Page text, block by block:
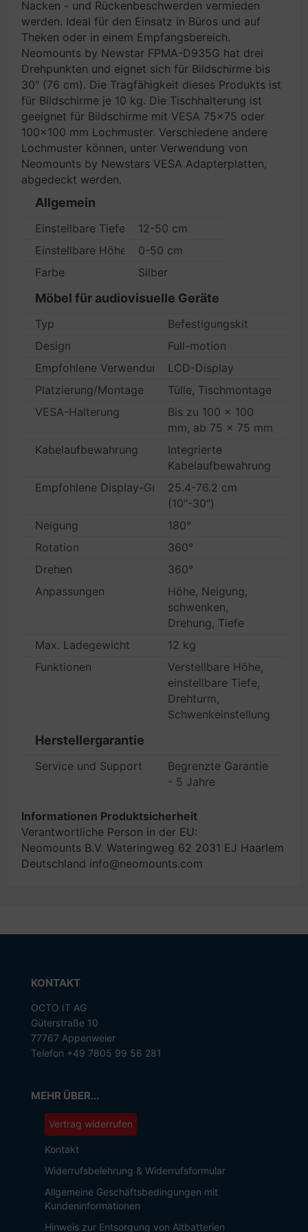
Nacken - und Rückenbeschwerden vermieden
werden. Ideal für den Einsatz in Büros und auf
Theken oder in einem Empfangsbereich.
Neomounts by Newstar FPMA-D935G hat drei
Drehpunkten und eignet sich für Bildschirme bis
30" (76 cm). Die Tragfähigkeit dieses Produkts ist
für Bildschirme je 10 kg. Die Tischhalterung ist
geeignet für Bildschirme mit VESA 75x75 oder
100x100 mm Lochmuster. Verschiedene andere
Lochmuster können, unter Verwendung von
Neomounts by Newstars VESA Adapterplatten,
abgedeckt werden.
Allgemein
Einstellbare Tiefe
12-50 cm
Einstellbare Höhe
0-50 cm
Farbe
Silber
Möbel für audiovisuelle Geräte
Typ
Befestigungskit
Design
Full-motion
Empfohlene Verwendung
LCD-Display
Platzierung/Montage
Tülle, Tischmontage
VESA-Halterung
Bis zu 100 x 100
mm, ab 75 x 75 mm
Kabelaufbewahrung
Integrierte
Kabelaufbewahrung
Empfohlene Display-Größe25.4-76.2 cm
(10"-30")
Neigung
180°
Rotation
360°
Drehen
360°
Anpassungen
Höhe, Neigung,
schwenken,
Drehung, Tiefe
Max. Ladegewicht
12 kg
Funktionen
Verstellbare Höhe,
einstellbare Tiefe,
Drehturm,
Schwenkeinstellung
Herstellergarantie
Service und Support
Begrenzte Garantie
- 5 Jahre
Informationen Produktsicherheit
Verantwortliche Person in der EU:
Neomounts B.V. Wateringweg 62 2031 EJ Haarlem
Deutschland info@neomounts.com
KONTAKT
OCTO IT AG
Güterstraße 10
77767 Appenweier
Telefon +49 7805 99 56 281
MEHR ÜBER...
Vertrag widerrufen
Kontakt
Widerrufsbelehrung & Widerrufsformular
Allgemeine Geschäftsbedingungen mit
Kundeninformationen
Hinweis zur Entsorgung von Altbatterien